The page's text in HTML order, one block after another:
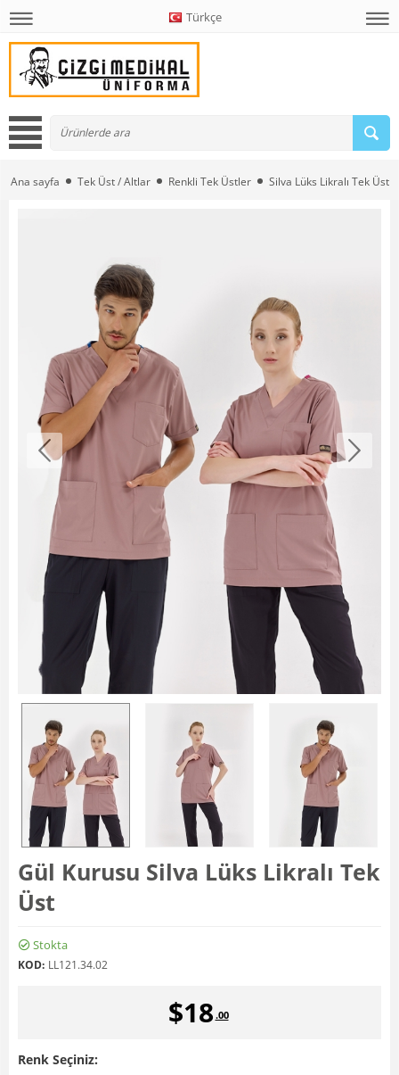
Türkçe
Ana sayfa Tek Üst / Altlar Renkli Tek Üstler Silva Lüks Likralı Tek Üst
Gül Kurusu Silva Lüks Likralı Tek
Üst
Stokta
KOD: LL121.34.02
$18 .00
Renk Seçiniz: